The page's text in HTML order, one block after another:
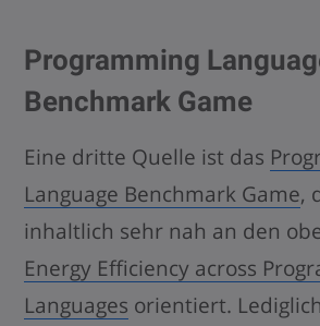
Programming
Benchmark Game
Eine dritte Quelle ist das
Language Benchmark Game,
inhaltlich sehr nah an den
Energy Efficiency across
Languages orientiert.